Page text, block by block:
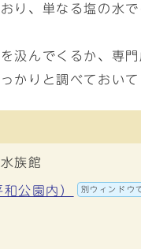
り、単なる塩の水
汲んでくるか、専
かりと調べておいて
族館
公園内） 別ウィンドウ